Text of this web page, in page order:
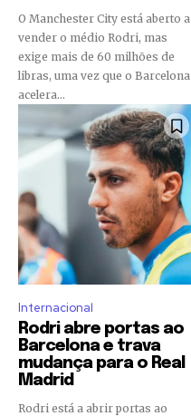
O Manchester City está aberto a
vender o médio Rodri, mas
exige mais de 60 milhões de
libras, uma vez que o Barcelona
acelera...
Internacional
Rodri abre portas ao
Barcelona e trava
mudança para o Real
Madrid
Rodri está a abrir portas ao